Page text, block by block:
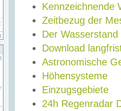
Kennzeichnende
Zeitbezug der
Der Wasserstand
Download
Astronomische
Höhensysteme
Einzugsgebiete
24h Regenradar